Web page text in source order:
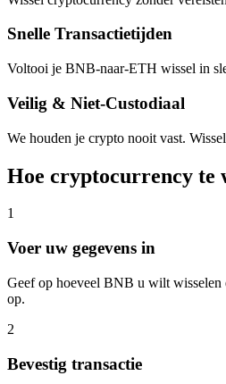
Snelle Transactietijden
Voltooi je BNB-naar-ETH wissel in
Veilig & Niet-Custodiaal
We houden je crypto nooit vast.
Hoe cryptocurrency te
1
Voer uw gegevens in
Geef op hoeveel BNB u wilt
op.
2
Bevestig transactie